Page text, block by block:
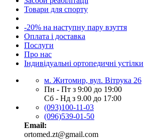
Товари для спорту
-20% на наступну пару взуття
Оплата і доставка
Послуги
Про нас
Індивідуальні ортопедичні устілки
м. Житомир, вул. Вітрука 26
Пн - Пт з 9:00 до 19:00
Сб - Нд з 9.00 до 17:00
(093)100-11-03
(096)539-01-50
Email:
ortomed.zt@gmail.com